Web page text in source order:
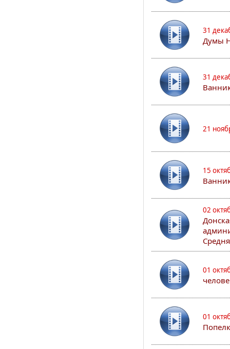
31
Думы
31
21
15
02
01
01